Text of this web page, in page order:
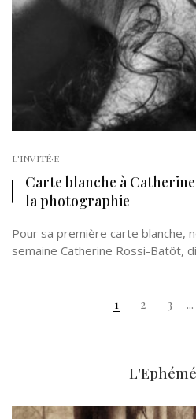
L'INVITÉ·E
Carte blanche à
la photographie
Pour sa première carte blanche,
semaine Catherine Rossi-Batôt,
1 2 3 ...